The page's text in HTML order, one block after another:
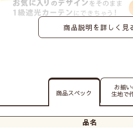
商品説明を詳しく見
商品スペック
お揃い
生地で
品名